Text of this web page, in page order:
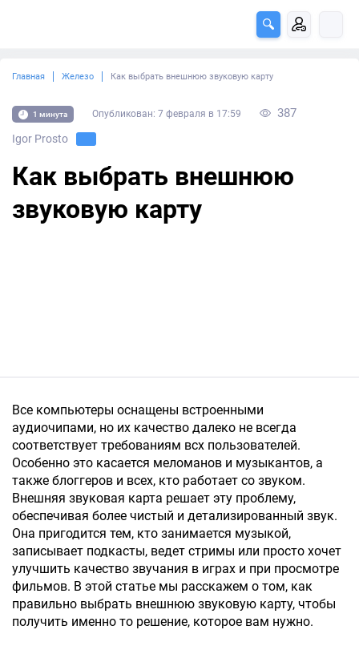
Главная Железо Как выбрать внешнюю звуковую карту
1 минута Опубликован: 7 февраля в 17:59 387
Igor Prosto
Как выбрать внешнюю
звуковую карту
Все компьютеры оснащены встроенными
аудиочипами, но их качество далеко не всегда
соответствует требованиям всх пользователей.
Особенно это касается меломанов и музыкантов, а
также блоггеров и всех, кто работает со звуком.
Внешняя звуковая карта решает эту проблему,
обеспечивая более чистый и детализированный звук.
Она пригодится тем, кто занимается музыкой,
записывает подкасты, ведет стримы или просто хочет
улучшить качество звучания в играх и при просмотре
фильмов. В этой статье мы расскажем о том, как
правильно выбрать внешнюю звуковую карту, чтобы
получить именно то решение, которое вам нужно.